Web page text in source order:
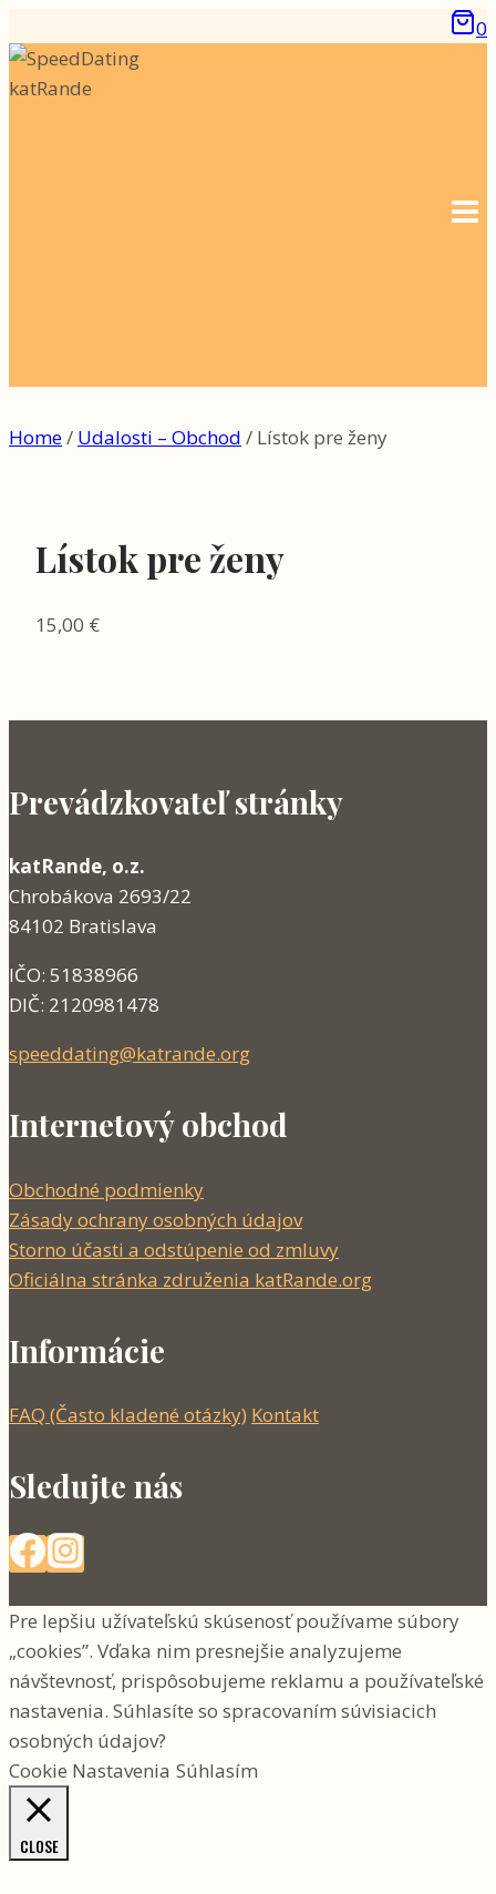
to
content
0
Home/ Udalosti – Obchod / Lístok pre ženy
Lístok pre ženy
15,00 €
Prevádzkovateľ stránky
katRande, o.z.
Chrobákova 2693/22
84102 Bratislava
IČO: 51838966
DIČ: 2120981478
speeddating@katrande.org
Internetový obchod
Obchodné podmienky
Zásady ochrany osobných údajov
Storno účasti a odstúpenie od zmluvy
Oficiálna stránka združenia katRande.org
Informácie
FAQ (Často kladené otázky) Kontakt
Sledujte nás
Pre lepšiu užívateľskú skúsenosť používame súbory
„cookies”. Vďaka nim presnejšie analyzujeme
návštevnosť, prispôsobujeme reklamu a používateľské
nastavenia. Súhlasíte so spracovaním súvisiacich
osobných údajov?
Cookie Nastavenia Súhlasím
CLOSE